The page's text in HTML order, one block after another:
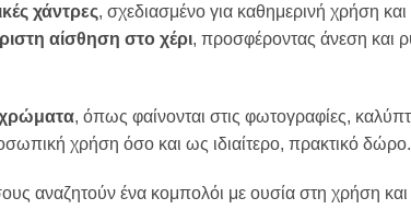
χάντρες, σχεδιασμένο για καθημερινή χρήση
αίσθηση στο χέρι, προσφέροντας άνεση και
χρώματα, όπως φαίνονται στις φωτογραφίες,
χρήση όσο και ως ιδιαίτερο, πρακτικό δώρο.
αναζητούν ένα κομπολόι με ουσία στη χρήση